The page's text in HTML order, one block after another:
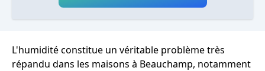
L'humidité constitue un véritable problème très
répandu dans les maisons à Beauchamp, notamment